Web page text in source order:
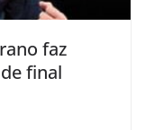
faz
final